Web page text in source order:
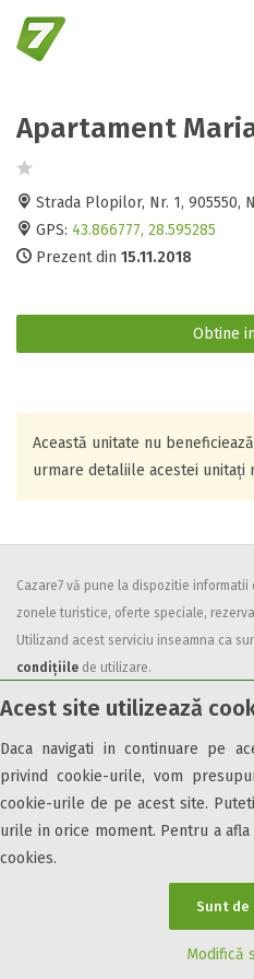
Acest site utilizează
Daca navigati in continuare pe
privind cookie-urile, vom
cookie-urile de pe acest site.
urile in orice moment. Pentru a
cookies.
Sunt de
Modifică
Apartament
Strada Plopilor, Nr. 1, 905550,
GPS: 43.866777, 28.595285
Prezent din 15.11.2018
Obtine
Această unitate nu
urmare detaliile acestei unitați
Cazare7 vă pune la dispozitie
zonele turistice, oferte speciale,
Utilizand acest serviciu inseamna ca
condițiile de utilizare.
© 2026 Cazare7.
Obiective turistice